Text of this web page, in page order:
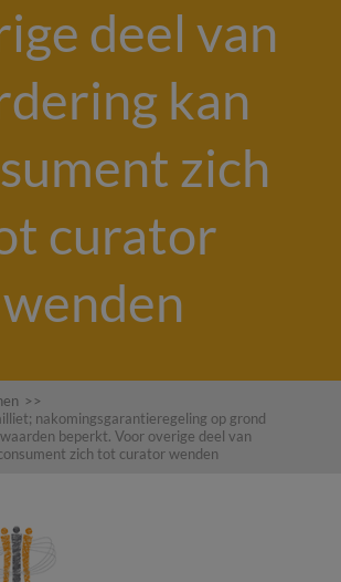
deel van
kan
zich
curator
wenden
>>
nakomingsgarantieregeling op grond
beperkt. Voor overige deel van
zich tot curator wenden